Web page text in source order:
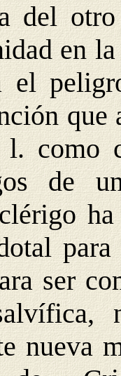
del
en
el
que
como
de
ser
nueva